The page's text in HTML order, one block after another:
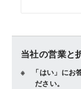
当社の営業と
「はい」にお
ださい。